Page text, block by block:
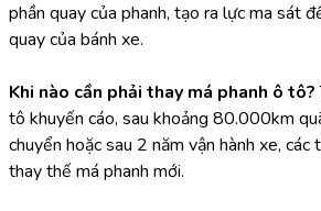
phần quay của phanh, tạo ra lực ma sát
quay của bánh xe.
Khi nào cần phải thay má phanh ô tô?
tô khuyến cáo, sau khoảng 80.000km
chuyển hoặc sau 2 năm vận hành xe,
thay thế má phanh mới.